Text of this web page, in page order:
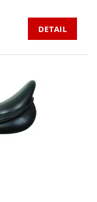
DETAIL